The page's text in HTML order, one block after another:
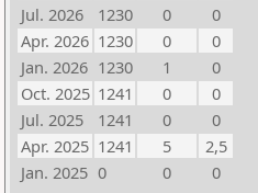
Jul. 2026
1230 0
0
Apr. 2026 1230 0
0
Jan. 2026 1230 1
0
Oct. 2025 1241 0
0
Jul. 2025
1241 0
0
Apr. 2025 1241 5
2,5
Jan. 2025 0 0
0